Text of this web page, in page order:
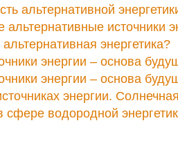
альтернативной
источники
энергетика?
энергии – основа
энергии – основа
энергии.
сфере водородной